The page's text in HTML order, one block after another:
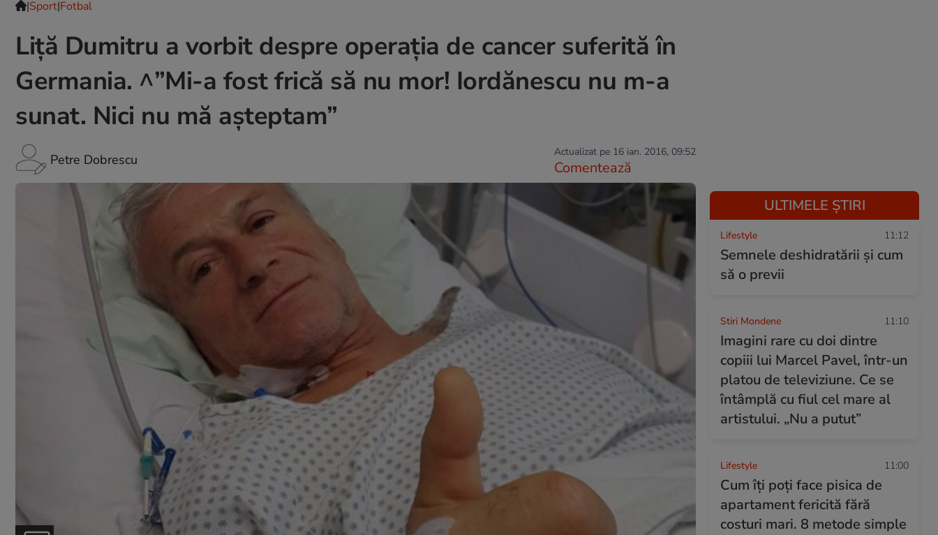
|Sport|Fotbal
Liță Dumitru a vorbit despre operația de cancer suferită în
Germania. ^”Mi-a fost frică să nu mor! Iordănescu nu m-a
sunat. Nici nu mă așteptam”
Petre Dobrescu Actualizat pe 16 ian. 2016, 09:52
Comentează
ULTIMELE ȘTIRI
Lifestyle 11:12
Semnele deshidratării și cum
să o previi
Stiri Mondene 11:10
Imagini rare cu doi dintre
copiii lui Marcel Pavel, într-un
platou de televiziune. Ce se
întâmplă cu fiul cel mare al
artistului. „Nu a putut”
Lifestyle 11:00
Cum îți poți face pisica de
apartament fericită fără
costuri mari. 8 metode simple